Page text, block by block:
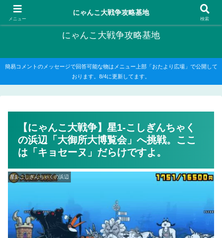
にゃんこ大戦争の攻略がメインですが、他のゲームの記事もたまに書いてます
にゃんこ大戦争攻略基地
簡易コメントのメッセージで回答可能な物はメニュー上部「おたより広場」で公開して
おります。8/4に更新してます。
【にゃんこ大戦争】星1-こしぎんちゃく
の浜辺「大御所大博覧会」へ挑戦。ここ
は「キョセーヌ」だらけですよ。
星1-こしぎんちゃくの浜辺
メニュー
にゃんこ大戦争攻略基地
検索